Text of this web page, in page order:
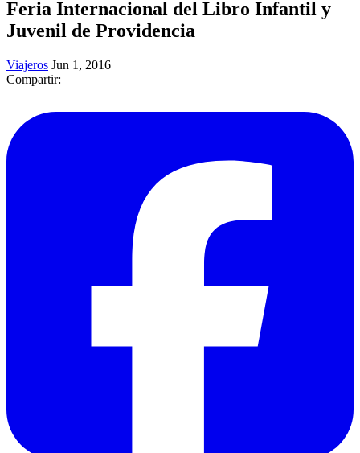
Feria Internacional del Libro Infantil y
Juvenil de Providencia
Viajeros Jun 1, 2016
Compartir: